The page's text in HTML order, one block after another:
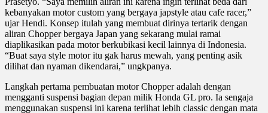
kebanyakan motor custom yang bergaya japstyle atau cafe racer,”
ujar Hendi. Konsep itulah yang membuat dirinya tertarik dengan
aliran Chopper bergaya Japan yang sekarang mulai ramai
diaplikasikan pada motor berkubikasi kecil lainnya di Indonesia.
“Buat saya style motor itu gak harus mewah, yang penting asik
dilihat dan nyaman dikendarai,” ungkpanya.
Langkah pertama pembuatan motor Chopper adalah dengan
mengganti suspensi bagian depan milik Honda GL pro. Ia sengaja
menggunakan suspensi ini karena terlihat lebih classic dengan mata